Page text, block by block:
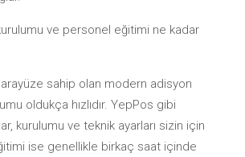
ve personel eğitimi ne kadar
arayüze sahip olan modern adisyon
oldukça hızlıdır. YepPos gibi
kurulumu ve teknik ayarları sizin için
ise genellikle birkaç saat içinde